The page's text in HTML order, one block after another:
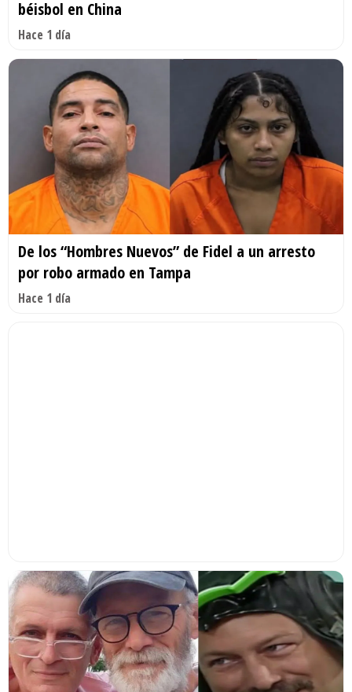
béisbol en China
Hace 1 día
De los “Hombres Nuevos” de Fidel a un arresto
por robo armado en Tampa
Hace 1 día